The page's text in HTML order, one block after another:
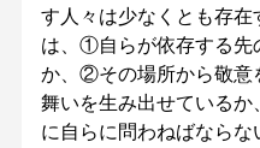
す人々は少なくとも存
は、①自らが依存する先
か、②その場所から敬意
舞いを生み出せている
に自らに問わねばならな